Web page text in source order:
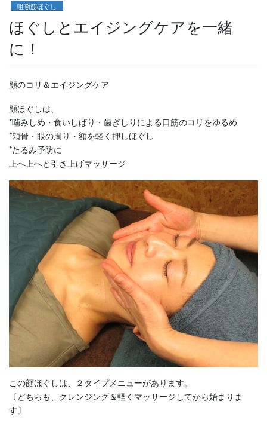
咀嚼筋ほぐし
ほぐしとエイジングケアを一緒
に！
顔のコリ＆エイジングケア
顔ほぐしは、
*噛みしめ・食いしばり・歯ぎしりによる口筋のコリをゆるめ
*頬骨・眼の周り・額を軽く押しほぐし
*たるみ予防に
上へ上へと引き上げマッサージ
この顔ほぐしは、２タイプメニューがあります。
〔どちらも、クレンジング＆軽くマッサージしてから始まりま
す〕